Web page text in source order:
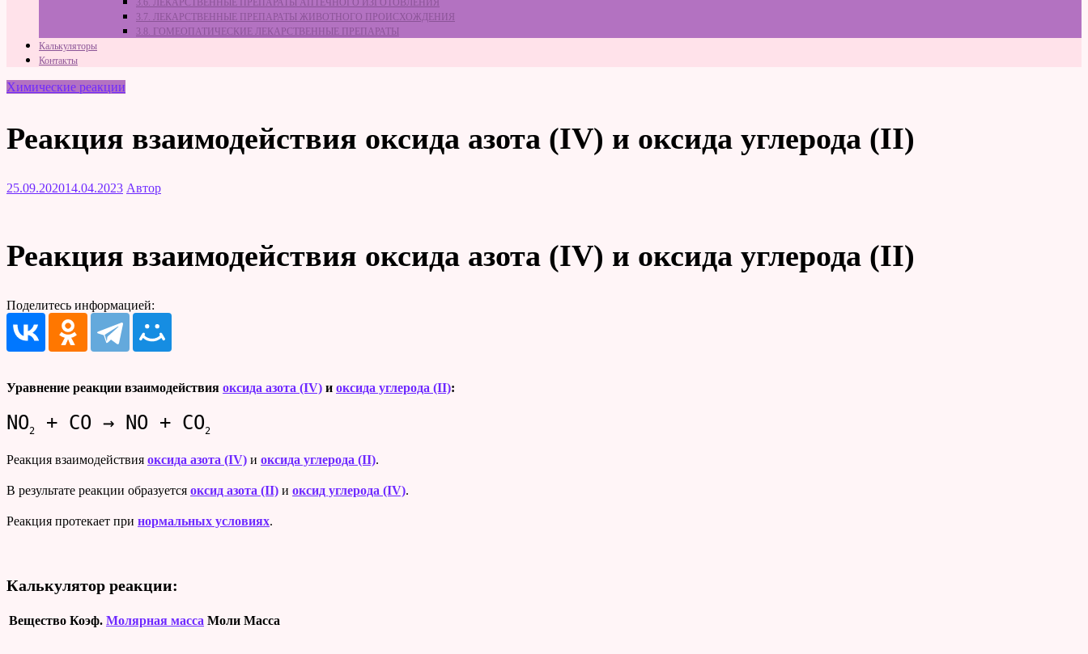
3.6. ЛЕКАРСТВЕННЫЕ ПРЕПАРАТЫ АПТЕЧНОГО ИЗГОТОВЛЕНИЯ
3.7. ЛЕКАРСТВЕННЫЕ ПРЕПАРАТЫ ЖИВОТНОГО ПРОИСХОЖДЕНИЯ
3.8. ГОМЕОПАТИЧЕСКИЕ ЛЕКАРСТВЕННЫЕ ПРЕПАРАТЫ
Калькуляторы
Контакты
Химические реакции
Реакция взаимодействия оксида азота (IV) и оксида углерода (II)
25.09.202014.04.2023 Автор
Реакция взаимодействия оксида азота (IV) и оксида углерода (II)
Поделитесь информацией:
Уравнение реакции взаимодействия оксида азота (IV) и оксида углерода (II):
NO2 + CO → NO + CO2
Реакция взаимодействия оксида азота (IV) и оксида углерода (II).
В результате реакции образуется оксид азота (II) и оксид углерода (IV).
Реакция протекает при нормальных условиях.
Калькулятор реакции:
Вещество Коэф. Молярная масса Моли Масса